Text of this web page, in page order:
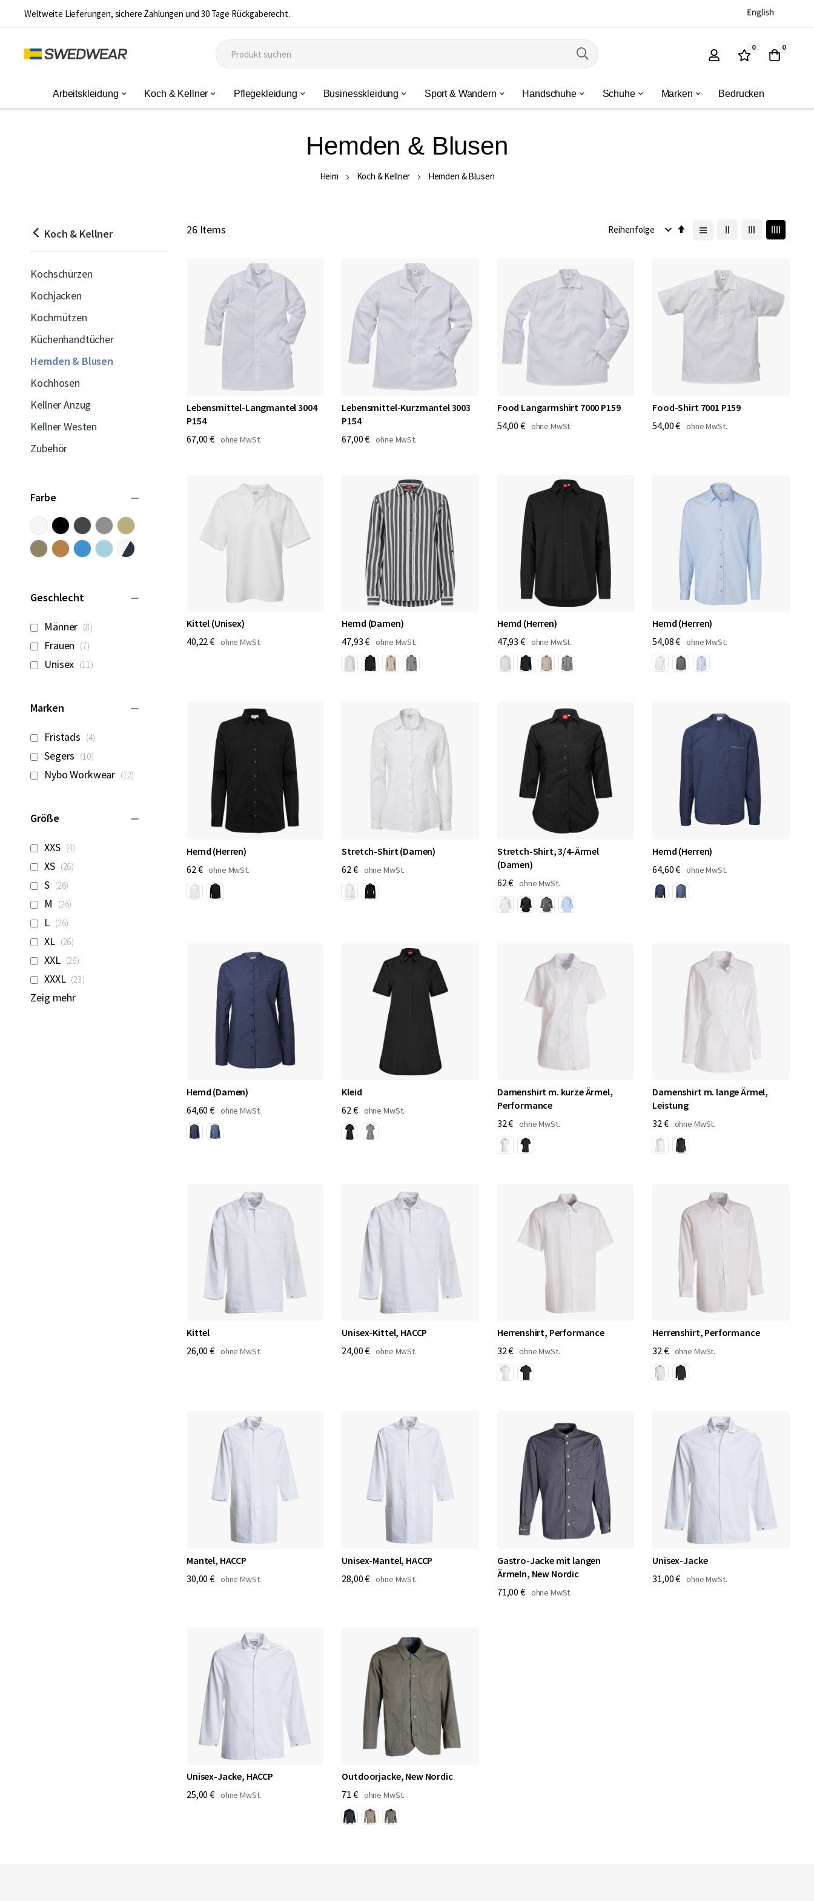
Weltweite Lieferungen, sichere Zahlungen und 30 Tage Rückgaberecht.
0 0
Arbeitskleidung Koch & Kellner Pflegekleidung Businesskleidung Sport & Wandern Handschuhe Schuhe Marken Bedrucken
Hemden & Blusen
Heim Koch & Kellner Hemden & Blusen
26 Items
Absteigend
Lebensmittel-Langmantel 3004
P154
67,00 €
Lebensmittel-Kurzmantel 3003
P154
67,00 €
Food Langarmshirt 7000 P159
54,00 €
Food-Shirt 7001 P159
54,00 €
Kittel (Unisex)
40,22 €
Hemd (Damen)
47,93 €
Hemd (Herren)
47,93 €
Hemd (Herren)
54,08 €
Hemd (Herren)
62 €
Stretch-Shirt (Damen)
62 €
Stretch-Shirt, 3/4-Ärmel
(Damen)
62 €
Hemd (Herren)
64,60 €
Hemd (Damen)
64,60 €
Kleid
62 €
Damenshirt m. kurze Ärmel,
Performance
32 €
Damenshirt m. lange Ärmel,
Leistung
32 €
Kittel
26,00 €
Unisex-Kittel, HACCP
24,00 €
Herrenshirt, Performance
32 €
Herrenshirt, Performance
32 €
Mantel, HACCP
30,00 €
Unisex-Mantel, HACCP
28,00 €
Gastro-Jacke mit langen
Ärmeln, New Nordic
71,00 €
Unisex-Jacke
31,00 €
Unisex-Jacke, HACCP
25,00 €
Outdoorjacke, New Nordic
71 €
Farbe
Geschlecht
Männer 8Artikel
Frauen 7Artikel
Unisex 11Artikel
Marken
Fristads 4Artikel
Segers 10Artikel
Nybo Workwear 12Artikel
Größe
XXS 4Artikel
XS 26Artikel
S 26Artikel
M 26Artikel
L 26Artikel
XL 26Artikel
XXL 26Artikel
XXXL 23Artikel
Zeig mehr
Koch & Kellner
Kochschürzen
Kochjacken
Kochmützen
Küchenhandtücher
Hemden & Blusen
Kochhosen
Kellner Anzug
Kellner Westen
Zubehör